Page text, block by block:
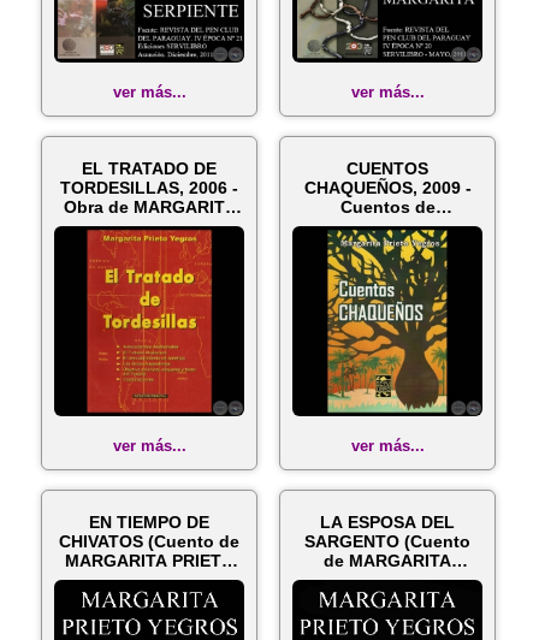
ver más... ver más...
EL TRATADO DE
TORDESILLAS, 2006 -
Obra de MARGARITA
PRIETO YEGROS
ver más...
CUENTOS
CHAQUEÑOS, 2009 -
Cuentos de
MARGARITA PRIETO
YEGROS
ver más...
EN TIEMPO DE
CHIVATOS (Cuento de
MARGARITA PRIETO
YEGROS)
LA ESPOSA DEL
SARGENTO (Cuento
de MARGARITA
PRIETO YEGROS)